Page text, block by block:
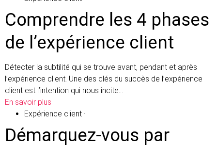
Comprendre les 4 phases
de l’expérience client
Détecter la subtilité qui se trouve avant, pendant et après
l’expérience client. Une des clés du succès de l’expérience
client est l’intention qui nous incite…
En savoir plus
Expérience client ·
Démarquez-vous par